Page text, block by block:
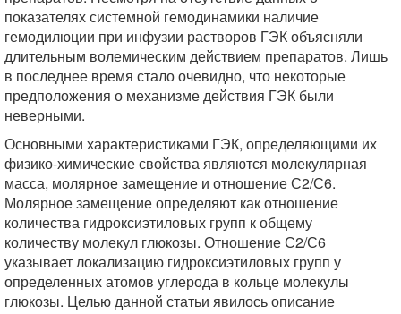
показателях системной гемодинамики наличие
гемодилюции при инфузии растворов ГЭК объясняли
длительным волемическим действием препаратов. Лишь
в последнее время стало очевидно, что некоторые
предположения о механизме действия ГЭК были
неверными.
Основными характеристиками ГЭК, определяющими их
физико-химические свойства являются молекулярная
масса, молярное замещение и отношение С2/С6.
Молярное замещение определяют как отношение
количества гидроксиэтиловых групп к общему
количеству молекул глюкозы. Отношение С2/С6
указывает локализацию гидроксиэтиловых групп у
определенных атомов углерода в кольце молекулы
глюкозы. Целью данной статьи явилось описание